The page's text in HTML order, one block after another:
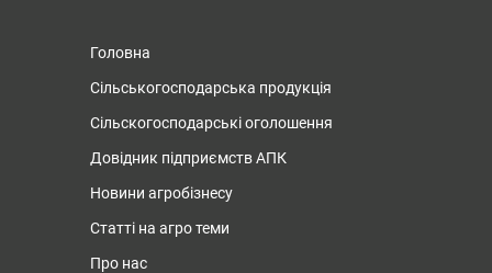
Головна
Сільськогосподарська продукція
Сільскогосподарські оголошення
Довідник підприємств АПК
Новини агробізнесу
Статті на агро теми
Про нас